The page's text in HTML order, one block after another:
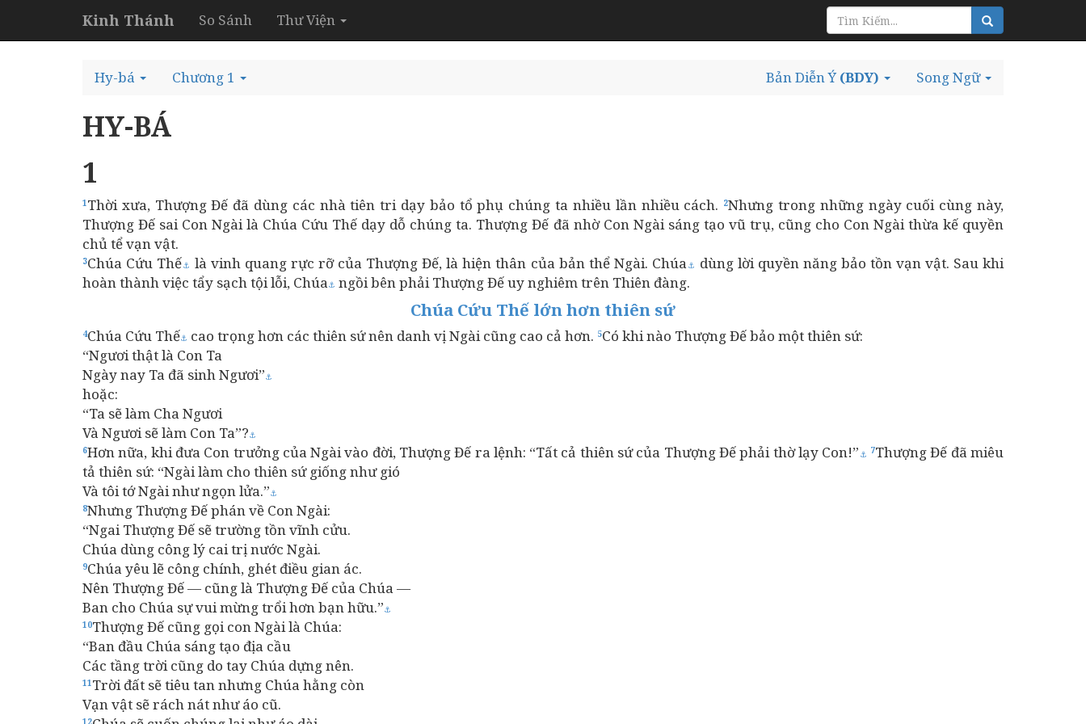
Kinh Thánh So Sánh Thư Viện
Hy-bá Chương 1 Song Ngữ
Bản Diễn Ý (BDY)
HY-BÁ
1
1Thời xưa, Thượng Đế đã dùng các nhà tiên tri dạy bảo tổ phụ chúng ta nhiều lần nhiều cách. 2Nhưng trong những ngày cuối cùng này,
Thượng Đế sai Con Ngài là Chúa Cứu Thế dạy dỗ chúng ta. Thượng Đế đã nhờ Con Ngài sáng tạo vũ trụ, cũng cho Con Ngài thừa kế quyền
chủ tể vạn vật.
3Chúa Cứu Thế⚓ là vinh quang rực rỡ của Thượng Đế, là hiện thân của bản thể Ngài. Chúa ⚓ dùng lời quyền năng bảo tồn vạn vật. Sau khi
hoàn thành việc tẩy sạch tội lỗi, Chúa⚓ ngồi bên phải Thượng Đế uy nghiêm trên Thiên đàng.
Chúa Cứu Thế lớn hơn thiên sứ
4Chúa Cứu Thế⚓ cao trọng hơn các thiên sứ nên danh vị Ngài cũng cao cả hơn. 5Có khi nào Thượng Đế bảo một thiên sứ:
“Ngươi thật là Con Ta
Ngày nay Ta đã sinh Ngươi”⚓
hoặc:
“Ta sẽ làm Cha Ngươi
Và Ngươi sẽ làm Con Ta”?⚓
6Hơn nữa, khi đưa Con trưởng của Ngài vào đời, Thượng Đế ra lệnh: “Tất cả thiên sứ của Thượng Đế phải thờ lạy Con!” ⚓ 7Thượng Đế đã miêu
tả thiên sứ: “Ngài làm cho thiên sứ giống như gió
Và tôi tớ Ngài như ngọn lửa.”⚓
8Nhưng Thượng Đế phán về Con Ngài:
“Ngai Thượng Đế sẽ trường tồn vĩnh cửu.
Chúa dùng công lý cai trị nước Ngài.
9Chúa yêu lẽ công chính, ghét điều gian ác.
Nên Thượng Đế — cũng là Thượng Đế của Chúa —
Ban cho Chúa sự vui mừng trổi hơn bạn hữu.”⚓
10Thượng Đế cũng gọi con Ngài là Chúa:
“Ban đầu Chúa sáng tạo địa cầu
Các tầng trời cũng do tay Chúa dựng nên.
11Trời đất sẽ tiêu tan nhưng Chúa hằng còn
Vạn vật sẽ rách nát như áo cũ.
12